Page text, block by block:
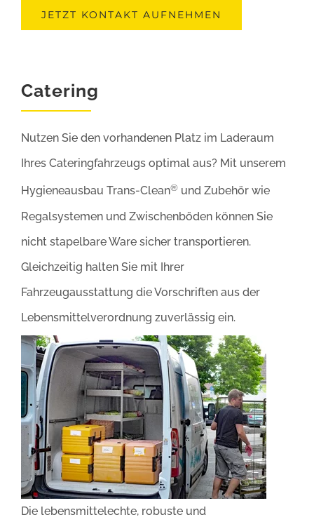
JETZT KONTAKT AUFNEHMEN
Catering
Nutzen Sie den vorhandenen Platz im Laderaum
Ihres Cateringfahrzeugs optimal aus? Mit unserem
Hygieneausbau Trans-Clean®und Zubehör wie
Regalsystemen und Zwischenböden können Sie
nicht stapelbare Ware sicher transportieren.
Gleichzeitig halten Sie mit Ihrer
Fahrzeugausstattung die Vorschriften aus der
Lebensmittelverordnung zuverlässig ein.
Die lebensmittelechte, robuste und